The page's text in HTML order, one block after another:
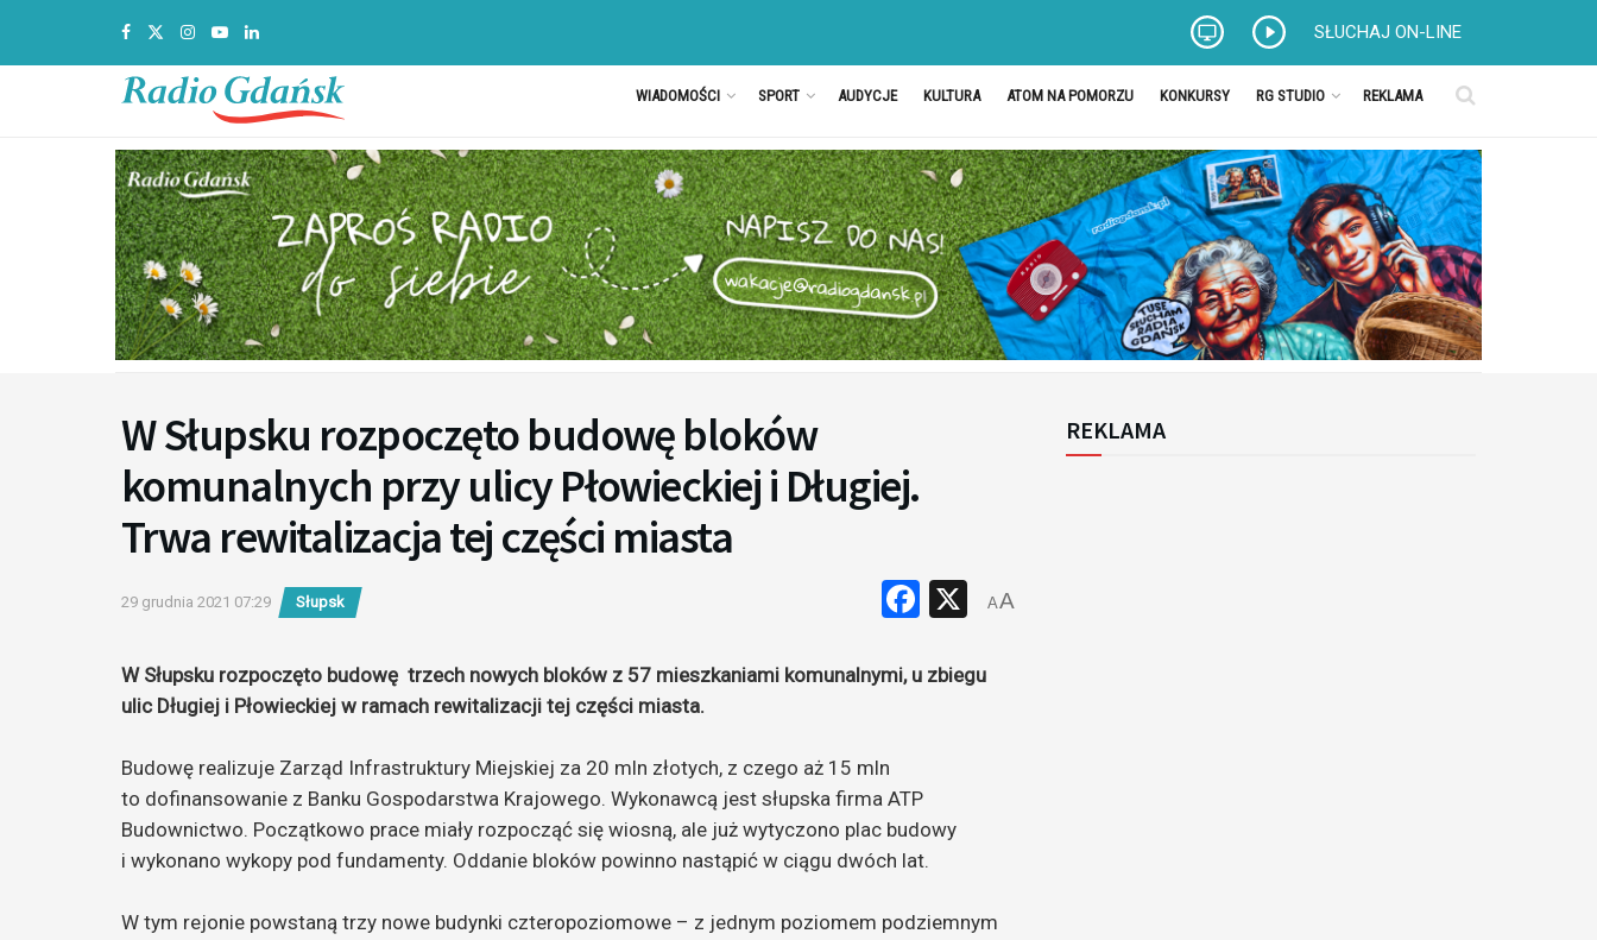
SŁUCHAJ ON-LINE
WIADOMOŚCI SPORT AUDYCJE KULTURA ATOM NA POMORZU KONKURSY RG STUDIO REKLAMA
W Słupsku rozpoczęto budowę bloków
komunalnych przy ulicy Płowieckiej i Długiej.
Trwa rewitalizacja tej części miasta
29 grudnia 2021 07:29 Słupsk Facebook
X
AA
W Słupsku rozpoczęto budowę trzech nowych bloków z 57 mieszkaniami komunalnymi, u zbiegu
ulic Długiej i Płowieckiej w ramach rewitalizacji tej części miasta.
Budowę realizuje Zarząd Infrastruktury Miejskiej za 20 mln złotych, z czego aż 15 mln
to dofinansowanie z Banku Gospodarstwa Krajowego. Wykonawcą jest słupska firma ATP
Budownictwo. Początkowo prace miały rozpocząć się wiosną, ale już wytyczono plac budowy
i wykonano wykopy pod fundamenty. Oddanie bloków powinno nastąpić w ciągu dwóch lat.
W tym rejonie powstaną trzy nowe budynki czteropoziomowe – z jednym poziomem podziemnym
REKLAMA